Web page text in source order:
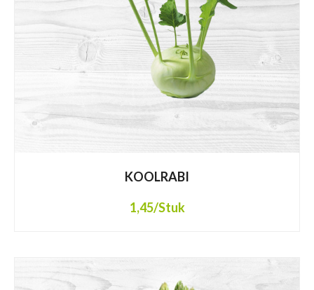
KOOLRABI
1,45/Stuk